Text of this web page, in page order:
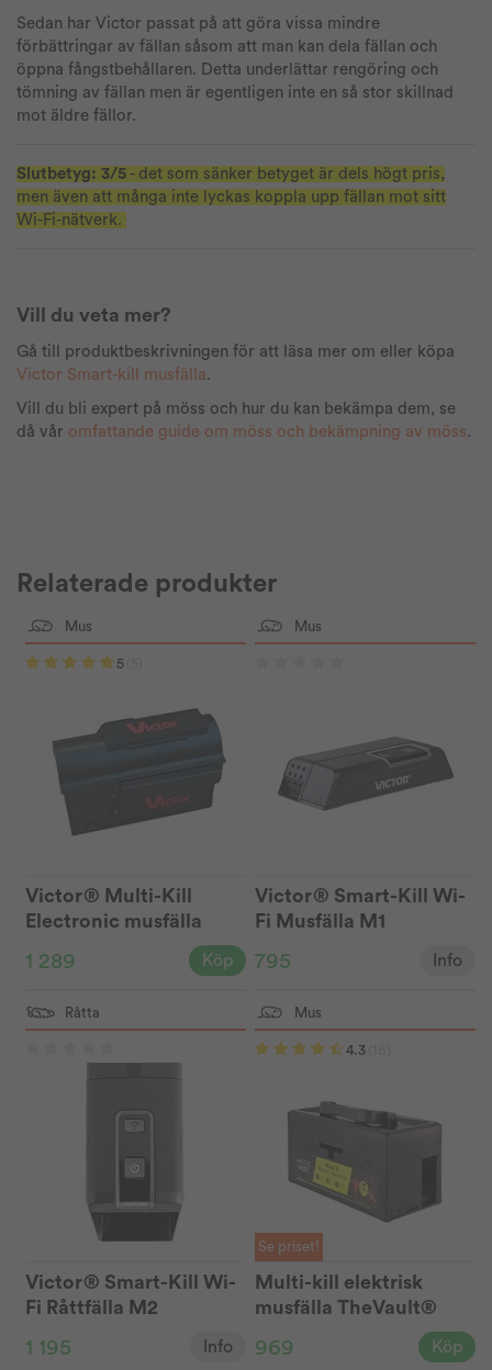
Sedan har Victor passat på att göra vissa mindre
förbättringar av fällan såsom att man kan dela fällan och
öppna fångstbehållaren. Detta underlättar rengöring och
tömning av fällan men är egentligen inte en så stor skillnad
mot äldre fällor.
Slutbetyg: 3/5 - det som sänker betyget är dels högt pris,
men även att många inte lyckas koppla upp fällan mot sitt
Wi-Fi-nätverk.
Vill du veta mer?
Gå till produktbeskrivningen för att läsa mer om eller köpa
Victor Smart-kill musfälla.
Vill du bli expert på möss och hur du kan bekämpa dem, se
då vår omfattande guide om möss och bekämpning av möss.
Relaterade produkter
Mus
5
Victor® Multi-Kill
Electronic musfälla
1 289 Köp
Mus
Victor® Smart-Kill Wi-
Fi Musfälla M1
795 Info
Råtta
Victor® Smart-Kill Wi-
Fi Råttfälla M2
1 195 Info
Mus
4.3
Se priset!
Multi-kill elektrisk
musfälla TheVault®
969 Köp